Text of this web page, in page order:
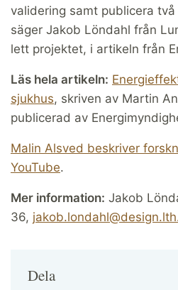
validering samt publicera
säger Jakob Löndahl från
lett projektet, i artikeln från
Läs hela artikeln:
sjukhus, skriven av Martin
publicerad av
Malin Alsved beskriver
YouTube.
Mer information: Jakob
36,
Dela